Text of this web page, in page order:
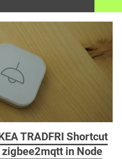
und
TRADFRI Shortcut
in Node